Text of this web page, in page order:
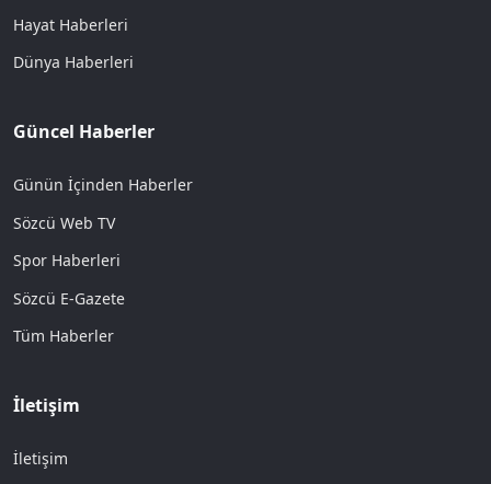
Hayat Haberleri
Dünya Haberleri
Güncel Haberler
Günün İçinden Haberler
Sözcü Web TV
Spor Haberleri
Sözcü E-Gazete
Tüm Haberler
İletişim
İletişim